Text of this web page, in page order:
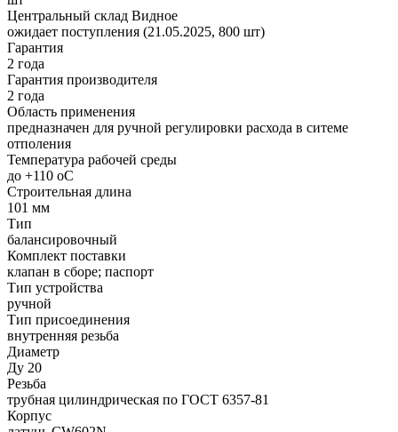
Центральный склад Видное
ожидает поступления (21.05.2025, 800 шт)
Гарантия
2 года
Гарантия производителя
2 года
Область применения
предназначен для ручной регулировки расхода в ситеме
отполения
Температура рабочей среды
до +110 oC
Строительная длина
101 мм
Тип
балансировочный
Комплект поставки
клапан в сборе; паспорт
Тип устройства
ручной
Тип присоединения
внутренняя резьба
Диаметр
Ду 20
Резьба
трубная цилиндрическая по ГОСТ 6357-81
Корпус